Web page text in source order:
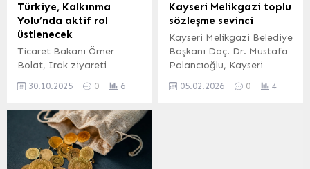
Türkiye, Kalkınma
Yolu’nda aktif rol
üstlenecek
Ticaret Bakanı Ömer
Bolat, Irak ziyareti
Bakanı Etir Davud Selman
görüşmede, Türkiye’nin
Kalkınma Yolu Projesi
başta olmak üzere iki ülke
arasındaki ticari ve
30.10.2025 0 6
Kayseri Melikgazi toplu
sözleşme sevinci
Kayseri Melikgazi Belediye
Başkanı Doç. Dr. Mustafa
Palancıoğlu, Kayseri
Melikgazi Belediyesi,
05.02.2026 0 4